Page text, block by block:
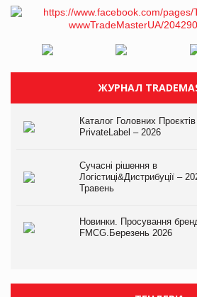
ЖУРНАЛ
Каталог Головних Проєктів
PrivateLabel – 2026
Сучасні рішення в
Логістиці&Дистрибуції –
Травень
Новинки. Просування
FMCG.Березень 2026